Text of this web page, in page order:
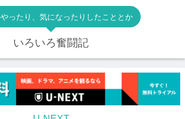
ったり、気になったりしたこととか
いろいろ奮闘記